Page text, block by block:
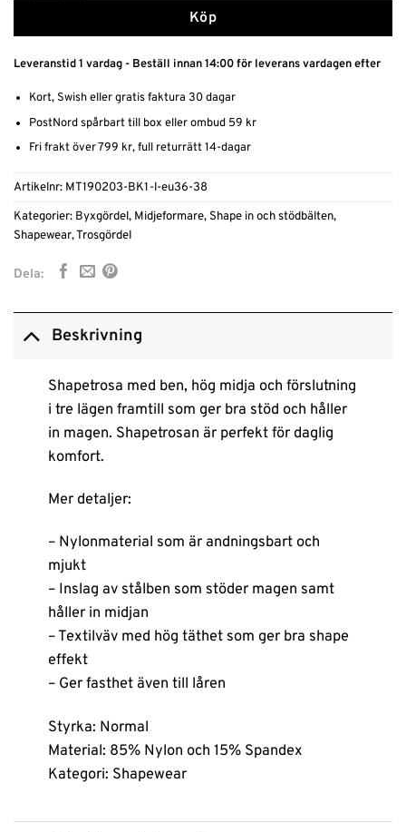
Köp
Leveranstid 1 vardag - Beställ innan 14:00 för leverans vardagen efter
Kort, Swish eller gratis faktura 30 dagar
PostNord spårbart till box eller ombud 59 kr
Fri frakt över 799 kr, full returrätt 14-dagar
Artikelnr: MT190203-BK1-l-eu36-38
Kategorier: Byxgördel, Midjeformare, Shape in och stödbälten,
Shapewear,Trosgördel
Dela:
Beskrivning
Shapetrosa med ben, hög midja och förslutning
i tre lägen framtill som ger bra stöd och håller
in magen. Shapetrosan är perfekt för daglig
komfort.
Mer detaljer:
– Nylonmaterial som är andningsbart och
mjukt
– Inslag av stålben som stöder magen samt
håller in midjan
– Textilväv med hög täthet som ger bra shape
effekt
– Ger fasthet även till låren
Styrka: Normal
Material: 85% Nylon och 15% Spandex
Kategori: Shapewear